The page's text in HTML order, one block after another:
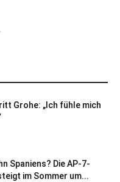
Grohe: „Ich fühle mich
Spaniens? Die AP-7-
im Sommer um...